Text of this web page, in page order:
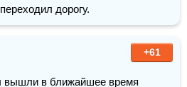
дорогу.
+61